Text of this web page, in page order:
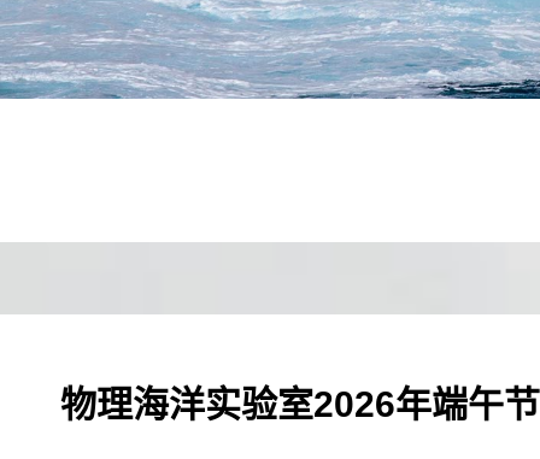
物理海洋实验室2026年端午